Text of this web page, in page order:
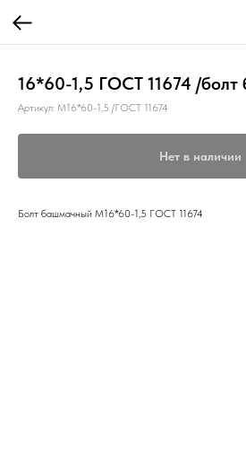
16*60-1,5 ГОСТ 11674 /
Артикул: М16*60-1,5 /ГОСТ 11674
Нет в наличии
Болт башмачный М16*60-1,5 ГОСТ 11674